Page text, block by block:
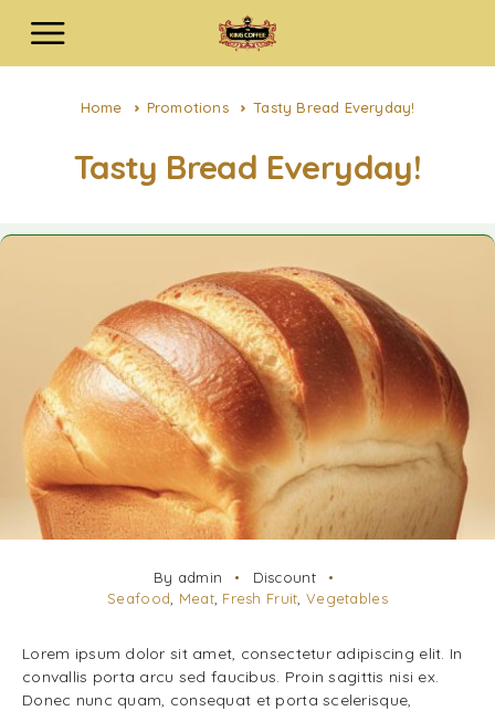
Home Promotions Tasty Bread Everyday!
Tasty Bread Everyday!
By admin
Discount
Seafood
Meat, Fresh Fruit ,Vegetables
Lorem ipsum dolor sit amet, consectetur adipiscing elit. In
convallis porta arcu sed faucibus. Proin sagittis nisi ex.
Donec nunc quam, consequat et porta scelerisque,